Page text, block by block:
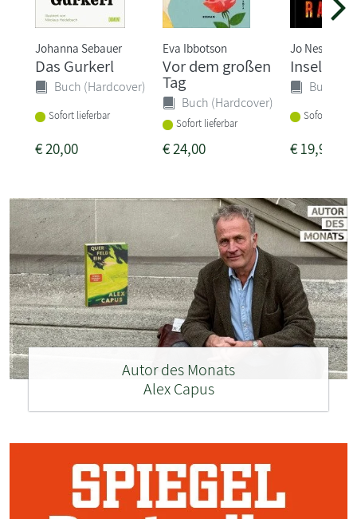
Johanna Sebauer
Das Gurkerl
Buch (Hardcover)
Sofort lieferbar
€20,00
Eva Ibbotson
Vor dem großen
Tag
Buch (Hardcover)
Sofort lieferbar
€24,00
Jo Nesbø
Insel der
Buch
Sofort
€19,99
Autor des Monats
Alex Capus